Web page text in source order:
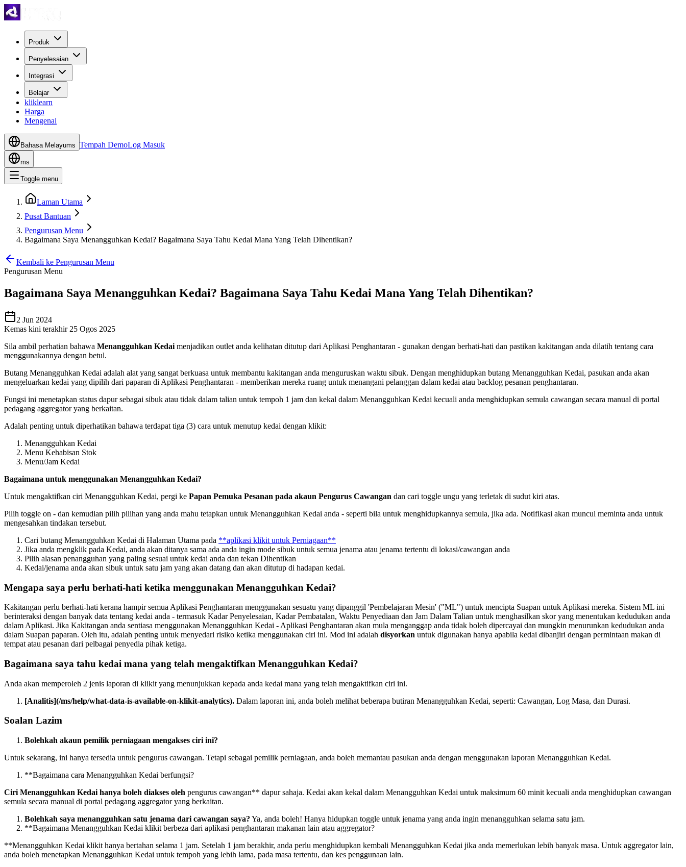
Produk
Penyelesaian
Integrasi
Belajar
kliklearn
Harga
Mengenai
Bahasa Melayums Tempah DemoLog Masuk
ms
Toggle menu
Laman Utama
Pusat Bantuan
Pengurusan Menu
Bagaimana Saya Menangguhkan Kedai? Bagaimana Saya Tahu Kedai Mana Yang Telah Dihentikan?
Kembali ke Pengurusan Menu
Pengurusan Menu
Bagaimana Saya Menangguhkan Kedai? Bagaimana Saya Tahu Kedai Mana Yang Telah Dihentikan?
2 Jun 2024
Kemas kini terakhir 25 Ogos 2025
Sila ambil perhatian bahawa Menangguhkan Kedai menjadikan outlet anda kelihatan ditutup dari Aplikasi Penghantaran - gunakan dengan berhati-hati dan pastikan kakitangan anda dilatih tentang cara
menggunakannya dengan betul.
Butang Menangguhkan Kedai adalah alat yang sangat berkuasa untuk membantu kakitangan anda menguruskan waktu sibuk. Dengan menghidupkan butang Menangguhkan Kedai, pasukan anda akan
mengeluarkan kedai yang dipilih dari paparan di Aplikasi Penghantaran - memberikan mereka ruang untuk menangani pelanggan dalam kedai atau backlog pesanan penghantaran.
Fungsi ini menetapkan status dapur sebagai sibuk atau tidak dalam talian untuk tempoh 1 jam dan kekal dalam Menangguhkan Kedai kecuali anda menghidupkan semula cawangan secara manual di portal
pedagang aggregator yang berkaitan.
Adalah penting untuk diperhatikan bahawa terdapat tiga (3) cara untuk menutup kedai dengan klikit:
Menangguhkan Kedai
Menu Kehabisan Stok
Menu/Jam Kedai
Bagaimana untuk menggunakan Menangguhkan Kedai?
Untuk mengaktifkan ciri Menangguhkan Kedai, pergi ke Papan Pemuka Pesanan pada akaun Pengurus Cawangan dan cari toggle ungu yang terletak di sudut kiri atas.
Pilih toggle on - dan kemudian pilih pilihan yang anda mahu tetapkan untuk Menangguhkan Kedai anda - seperti bila untuk menghidupkannya semula, jika ada. Notifikasi akan muncul meminta anda untuk
mengesahkan tindakan tersebut.
Cari butang Menangguhkan Kedai di Halaman Utama pada **aplikasi klikit untuk Perniagaan**
Jika anda mengklik pada Kedai, anda akan ditanya sama ada anda ingin mode sibuk untuk semua jenama atau jenama tertentu di lokasi/cawangan anda
Pilih alasan penangguhan yang paling sesuai untuk kedai anda dan tekan Dihentikan
Kedai/jenama anda akan sibuk untuk satu jam yang akan datang dan akan ditutup di hadapan kedai.
Mengapa saya perlu berhati-hati ketika menggunakan Menangguhkan Kedai?
Kakitangan perlu berhati-hati kerana hampir semua Aplikasi Penghantaran menggunakan sesuatu yang dipanggil 'Pembelajaran Mesin' ("ML") untuk mencipta Suapan untuk Aplikasi mereka. Sistem ML ini
berinteraksi dengan banyak data tentang kedai anda - termasuk Kadar Penyelesaian, Kadar Pembatalan, Waktu Penyediaan dan Jam Dalam Talian untuk menghasilkan skor yang menentukan kedudukan anda
dalam Aplikasi. Jika Kakitangan anda sentiasa menggunakan Menangguhkan Kedai - Aplikasi Penghantaran akan mula menganggap anda tidak boleh dipercayai dan mungkin menurunkan kedudukan anda
dalam Suapan paparan. Oleh itu, adalah penting untuk menyedari risiko ketika menggunakan ciri ini. Mod ini adalah disyorkan untuk digunakan hanya apabila kedai dibanjiri dengan permintaan makan di
tempat atau pesanan dari pelbagai penyedia pihak ketiga.
Bagaimana saya tahu kedai mana yang telah mengaktifkan Menangguhkan Kedai?
Anda akan memperoleh 2 jenis laporan di klikit yang menunjukkan kepada anda kedai mana yang telah mengaktifkan ciri ini.
[Analitis](/ms/help/what-data-is-available-on-klikit-analytics). Dalam laporan ini, anda boleh melihat beberapa butiran Menangguhkan Kedai, seperti: Cawangan, Log Masa, dan Durasi.
Soalan Lazim
Bolehkah akaun pemilik perniagaan mengakses ciri ini?
Untuk sekarang, ini hanya tersedia untuk pengurus cawangan. Tetapi sebagai pemilik perniagaan, anda boleh memantau pasukan anda dengan menggunakan laporan Menangguhkan Kedai.
**Bagaimana cara Menangguhkan Kedai berfungsi?
Ciri Menangguhkan Kedai hanya boleh diakses oleh pengurus cawangan** dapur sahaja. Kedai akan kekal dalam Menangguhkan Kedai untuk maksimum 60 minit kecuali anda menghidupkan cawangan
semula secara manual di portal pedagang aggregator yang berkaitan.
Bolehkah saya menangguhkan satu jenama dari cawangan saya? Ya, anda boleh! Hanya hidupkan toggle untuk jenama yang anda ingin menangguhkan selama satu jam.
**Bagaimana Menangguhkan Kedai klikit berbeza dari aplikasi penghantaran makanan lain atau aggregator?
**Menangguhkan Kedai klikit hanya bertahan selama 1 jam. Setelah 1 jam berakhir, anda perlu menghidupkan kembali Menangguhkan Kedai jika anda memerlukan lebih banyak masa. Untuk aggregator lain,
anda boleh menetapkan Menangguhkan Kedai untuk tempoh yang lebih lama, pada masa tertentu, dan kes penggunaan lain.